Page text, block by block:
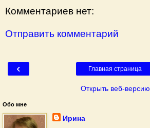
Комментариев нет:
Отправить комментарий
‹ Главная страница
Открыть веб-версию
Обо мне
Ирина